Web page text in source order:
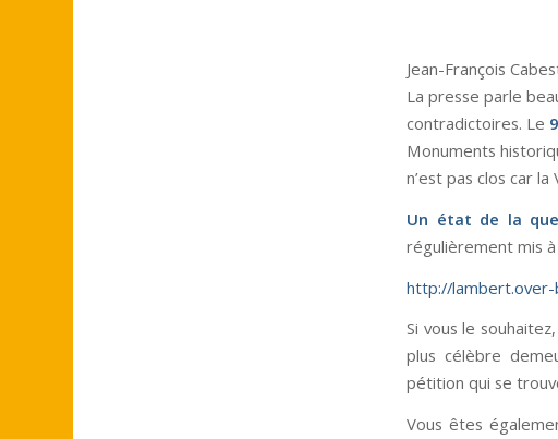
Jean-François
La presse parle
contradictoires. Le
Monuments
n’est pas clos car
Un état de la
régulièrement mis
http://
Si vous le
plus célèbre
pétition qui se
Vous êtes